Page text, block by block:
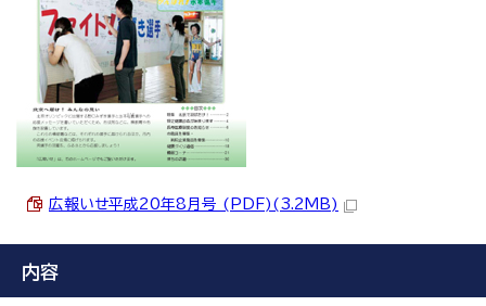
広報いせ平成20年8月号 (PDF)(3.2MB)
内容